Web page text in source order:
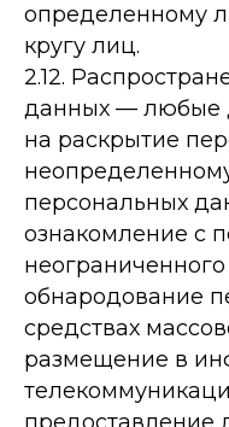
определенному
кругу лиц.
2.12.
данных — любые
на раскрытие
персональных
ознакомление с
обнародование
средствах
размещение в